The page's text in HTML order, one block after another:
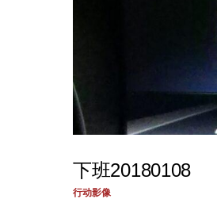
下班20180108
行动影像